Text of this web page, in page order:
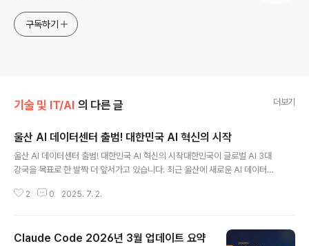
구독하기
기술 및 IT/AI 의 다른 글 더보기
울산 AI 데이터센터 출범! 대한민국 AI 혁신의 시작
울산 AI 데이터센터 출범! 대한민국 AI 혁신의 시작대한민국이 글로벌 AI 3대
강국을 목표로 한 발짝 더 앞서가고 있습니다. 최근 울산에 새로운 AI 데이터센
마련되고 있습니다. 이번 기회를 통해 어떻게 AI가 국가 성장의 주요 동력이 될
축하는 대형 프로젝트입니다. 이 데이터센터는 2025년 9월에 착공하여 202
2 0 2025. 7. 2.
Claude Code 2026년 3월 업데이트 요약